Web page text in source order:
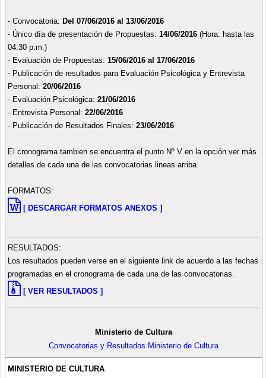
- Convocatoria: Del 07/06/2016 al 13/06/2016
- Único día de presentación de Propuestas: 14/06/2016(Hora: hasta las
04:30 p.m.)
- Evaluación de Propuestas: 15/06/2016 al 17/06/2016
- Publicación de resultados para Evaluación Psicológica y Entrevista
Personal: 20/06/2016
- Evaluación Psicológica: 21/06/2016
- Entrevista Personal: 22/06/2016
- Publicación de Resultados Finales: 23/06/2016
El cronograma tambien se encuentra el punto Nº V en la opción ver más
detalles de cada una de las convocatorias lineas arriba.
FORMATOS:
[ DESCARGAR FORMATOS ANEXOS ]
RESULTADOS:
Los resultados pueden verse en el siguiente link de acuerdo a las fechas
programadas en el cronograma de cada una de las convocatorias.
[ VER RESULTADOS ]
Ministerio de Cultura
Convocatorias y Resultados Ministerio de Cultura
MINISTERIO DE CULTURA